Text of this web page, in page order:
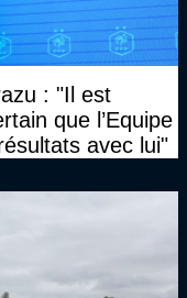
: "Il est
que l’Equipe
avec lui"